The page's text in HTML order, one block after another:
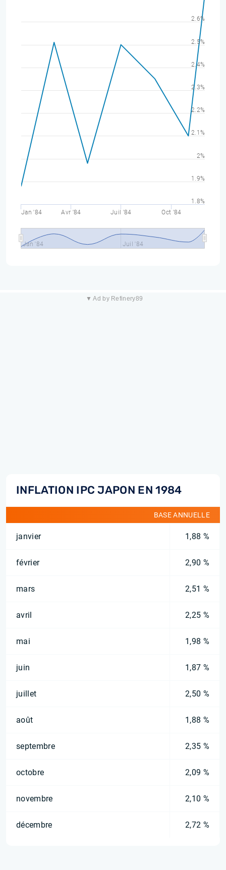
Jan '84 Avr '84 Juil '84 Oct '84
Jan '84 Juil '84
1.8%
1.9%
2%
2.1%
2.2%
2.3%
2.4%
2.5%
2.6%
▼ Ad by Refinery89
INFLATION IPC JAPON EN 1984
BASE ANNUELLE
janvier 1,88 %
février 2,90 %
mars 2,51 %
avril 2,25 %
mai 1,98 %
juin 1,87 %
juillet 2,50 %
août 1,88 %
septembre 2,35 %
octobre 2,09 %
novembre 2,10 %
décembre 2,72 %